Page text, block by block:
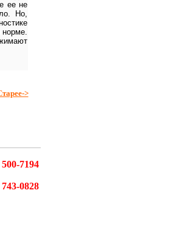
ее не
Но,
норме.
>
7194
0828